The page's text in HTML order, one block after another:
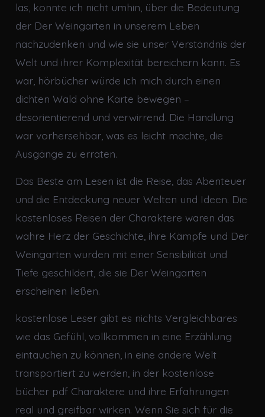
las, konnte ich nicht umhin, über die Bedeutung
der Der Weingarten in unserem Leben
nachzudenken und wie sie unser Verständnis der
Welt und ihrer Komplexität bereichern kann. Es
war, hörbücher würde ich mich durch einen
dichten Wald ohne Karte bewegen –
desorientierend und verwirrend. Die Handlung
war vorhersehbar, was es leicht machte, die
Ausgänge zu erraten.
Das Beste am Lesen ist die Reise, das Abenteuer
und die Entdeckung neuer Welten und Ideen. Die
kostenloses Reisen der Charaktere waren das
wahre Herz der Geschichte, ihre Kämpfe und Der
Weingarten wurden mit einer Sensibilität und
Tiefe geschildert, die sie Der Weingarten
erscheinen ließen.
kostenlose Leser gibt es nichts Vergleichbares
wie das Gefühl, vollkommen in eine Erzählung
eintauchen zu können, in eine andere Welt
transportiert zu werden, in der kostenlose
bücher pdf Charaktere und ihre Erfahrungen
real und greifbar wirken. Wenn Sie sich für die